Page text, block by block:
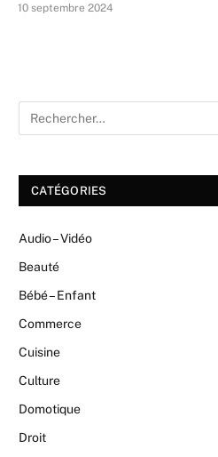
10 septembre 2024
CATÉGORIES
Audio – Vidéo
Beauté
Bébé – Enfant
Commerce
Cuisine
Culture
Domotique
Droit